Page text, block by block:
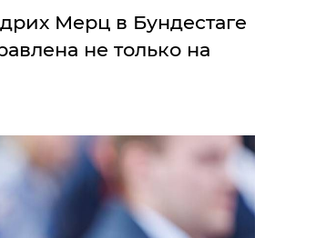
Мерц в Бундестаге
не только на